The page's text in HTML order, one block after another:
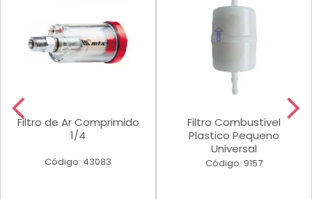
Filtro de Ar Comprimido
1/4
Código: 43083
Filtro Combustivel
Plastico Pequeno
Universal
Código: 9157